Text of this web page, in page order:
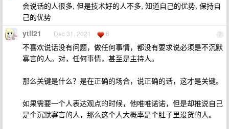
会说话的人很多, 但是技术好的人不多, 知道自己的优势, 保持自
己的优势
7
ytll21 Dec 31, 2021 6
不喜欢说话没有问题，做任何事情，都没有要求说必须是不沉默
寡言的人。对，任何事情，甚至是主持人。
那么关键是什么？是在正确的场合，说正确的话，这才是关键。
如果需要一个人表达观点的时候，他唯唯诺诺，但是却推说自己
是个沉默寡言的人，那么这个人大概率是个肚子里没货的人。